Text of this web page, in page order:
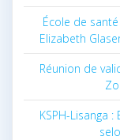
École de
Elizabeth
Réunion de
KSPH-Lisanga